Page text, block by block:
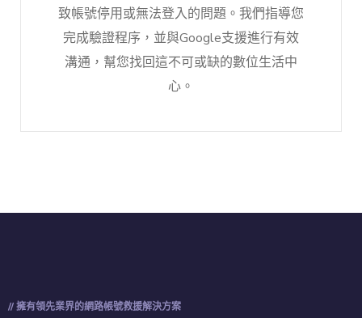
致帳號停用或無法登入的問題。我們指導您
完成驗證程序，並與Google支援進行有效
溝通，幫您找回這不可或缺的數位生活中
心。
// 擁有領先業界的網路帳號救援解決方案